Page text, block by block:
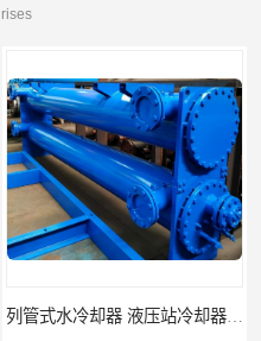
列管式水冷却器 液压站冷却器 打包机油压机冷却器